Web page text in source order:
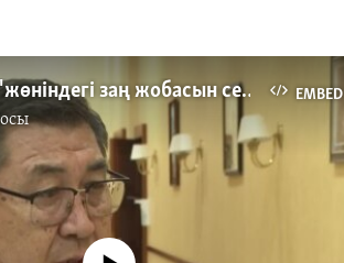
EMBED
Мәжіліс "заңсыз активтер" жөніндегі заң жобасын сенатқа жіберді
source currently available